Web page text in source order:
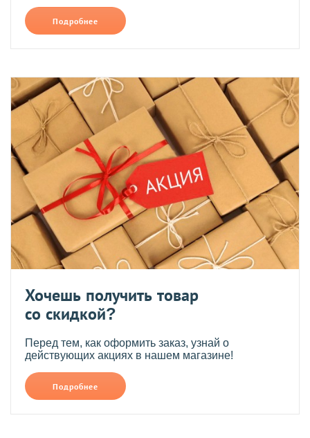
Подробнее
Хочешь получить товар
со скидкой?
Перед тем, как оформить заказ, узнай о
действующих акциях в нашем магазине!
Подробнее